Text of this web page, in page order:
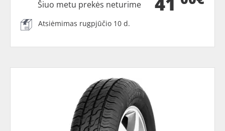
Šiuo metu prekės neturime
Atsiėmimas rugpjūčio 10 d.